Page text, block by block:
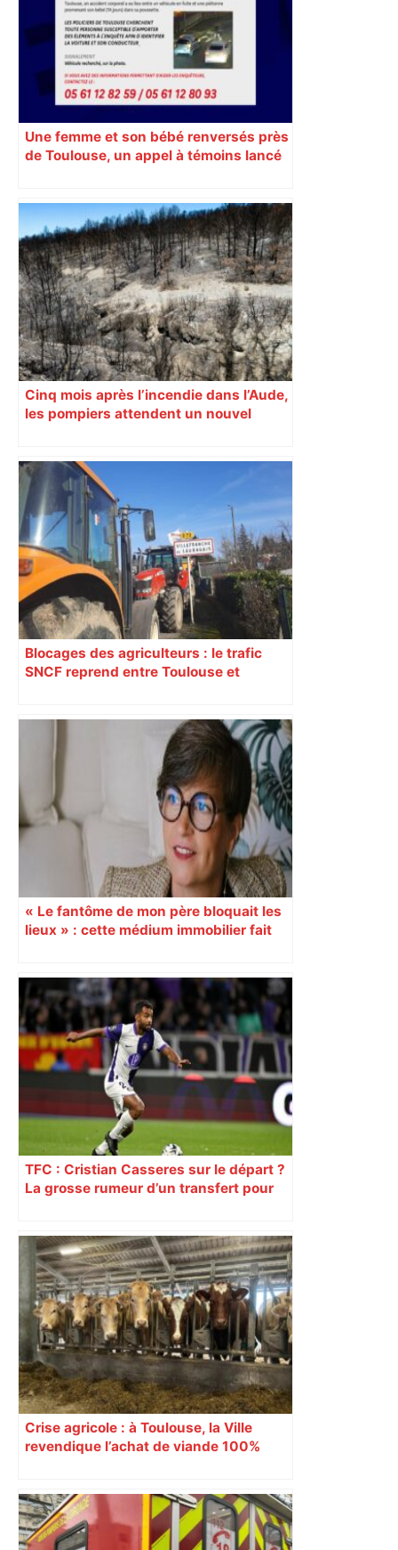
Une femme et son bébé renversés près
de Toulouse, un appel à témoins lancé
Cinq mois après l’incendie dans l’Aude,
les pompiers attendent un nouvel
Blocages des agriculteurs : le trafic
SNCF reprend entre Toulouse et
« Le fantôme de mon père bloquait les
lieux » : cette médium immobilier fait
TFC : Cristian Casseres sur le départ ?
La grosse rumeur d’un transfert pour
Crise agricole : à Toulouse, la Ville
revendique l’achat de viande 100%